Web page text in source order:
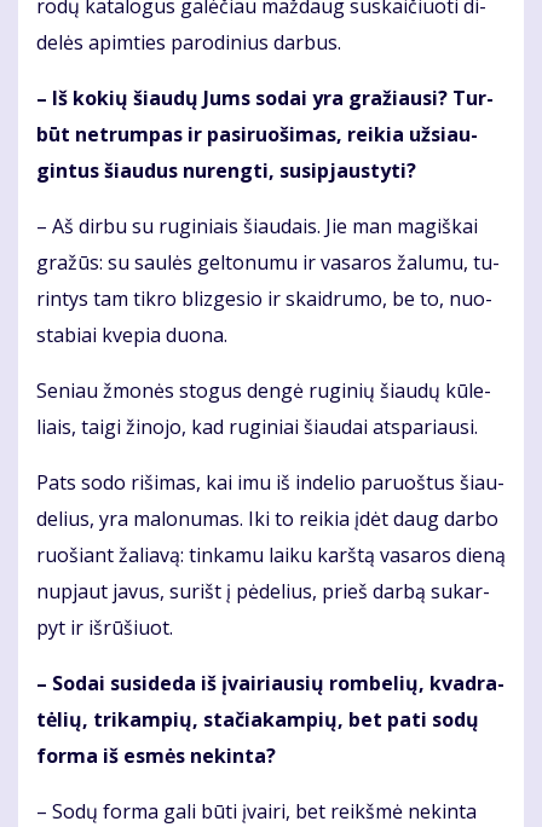
ro­dų ka­ta­lo­gus ga­lė­čiau maž­daug su­skai­čiuo­ti di­
de­lės ap­im­ties pa­ro­di­nius dar­bus.
– Iš ko­kių šiau­dų Jums so­dai yra gra­žiau­si? Tur­
būt ne­trum­pas ir pa­si­ruo­ši­mas, rei­kia už­si­au­
gin­tus šiau­dus nu­reng­ti, su­si­pjaus­ty­ti?
– Aš dir­bu su ru­gi­niais šiau­dais. Jie man ma­giš­kai
gra­žūs: su sau­lės gel­to­nu­mu ir va­sa­ros ža­lu­mu, tu­
rin­tys tam tik­ro bliz­ge­sio ir skaid­ru­mo, be to, nuo­
sta­biai kve­pia duo­na.
Se­niau žmo­nės sto­gus den­gė ru­gi­nių šiau­dų kū­le­
liais, tai­gi ži­no­jo, kad ru­gi­niai šiau­dai at­spa­riau­si.
Pats so­do ri­ši­mas, kai imu iš in­de­lio pa­ruoš­tus šiau­
de­lius, yra ma­lo­nu­mas. Iki to rei­kia įdėt daug dar­bo
ruo­šiant ža­lia­vą: tin­ka­mu lai­ku karš­tą va­sa­ros die­ną
nu­pjaut ja­vus, su­rišt į pė­de­lius, prieš dar­bą su­kar­
pyt ir iš­rū­šiuot.
– So­dai su­si­de­da iš įvai­riau­sių rom­be­lių, kvad­ra­
tė­lių, tri­kam­pių, sta­čia­kam­pių, bet pa­ti so­dų
for­ma iš es­mės ne­kin­ta?
– So­dų for­ma ga­li bū­ti įvai­ri, bet reikš­mė ne­kin­ta